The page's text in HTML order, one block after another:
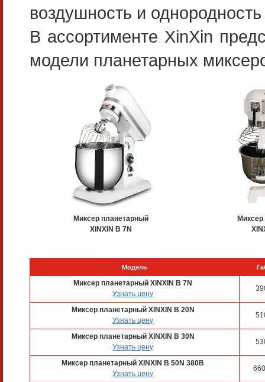
воздушность и
В ассортименте XinXin
модели планетарных
Миксер планетарный
XINXIN B 7N
Модель
Миксер планетарный XINXIN B 7N
Узнать цену
Миксер планетарный XINXIN B 20N
Узнать цену
Миксер планетарный XINXIN B 30N
Узнать цену
Миксер планетарный XINXIN B 50N 380B
Узнать цену